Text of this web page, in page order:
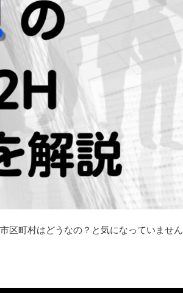
区町村はどうなの？と気になっていません